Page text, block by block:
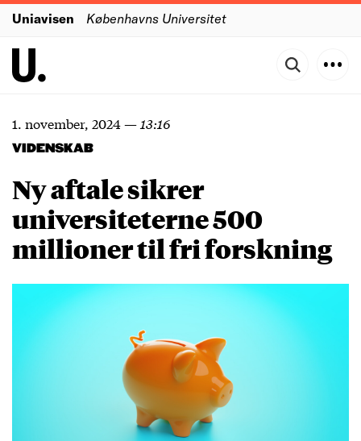
Uniavisen Københavns Universitet
1. november, 2024— 13:16
VIDENSKAB
Ny aftale sikrer
universiteterne 500
millioner til fri forskning